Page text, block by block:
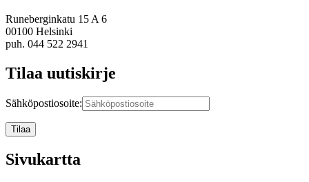
Runeberginkatu 15 A 6
00100 Helsinki
puh. 044 522 2941
Tilaa uutiskirje
Sähköpostiosoite:
Sivukartta